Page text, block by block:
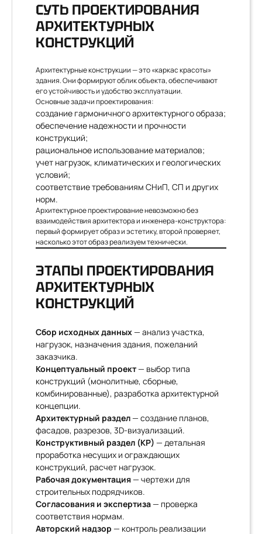
СУТЬ ПРОЕКТИРОВАНИЯ
АРХИТЕКТУРНЫХ
КОНСТРУКЦИЙ
Архитектурные конструкции — это «каркас красоты»
здания. Они формируют облик объекта, обеспечивают
его устойчивость и удобство эксплуатации.
Основные задачи проектирования:
создание гармоничного архитектурного образа;
обеспечение надежности и прочности
конструкций;
рациональное использование материалов;
учет нагрузок, климатических и геологических
условий;
соответствие требованиям СНиП, СП и других
норм.
Архитектурное проектирование невозможно без
взаимодействия архитектора и инженера-конструктора:
первый формирует образ и эстетику, второй проверяет,
насколько этот образ реализуем технически.
ЭТАПЫ ПРОЕКТИРОВАНИЯ
АРХИТЕКТУРНЫХ
КОНСТРУКЦИЙ
Сбор исходных данных— анализ участка,
нагрузок, назначения здания, пожеланий
заказчика.
Концептуальный проект— выбор типа
конструкций (монолитные, сборные,
комбинированные), разработка архитектурной
концепции.
Архитектурный раздел— создание планов,
фасадов, разрезов, 3D-визуализаций.
Конструктивный раздел (КР) — детальная
проработка несущих и ограждающих
конструкций, расчет нагрузок.
Рабочая документация— чертежи для
строительных подрядчиков.
Согласования и экспертиза— проверка
соответствия нормам.
Авторский надзор — контроль реализации